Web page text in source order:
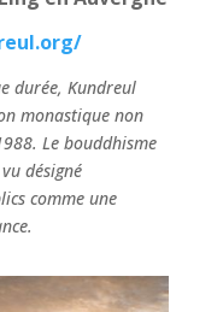
durée, Kundreul
monastique non
Le bouddhisme
désigné
comme une